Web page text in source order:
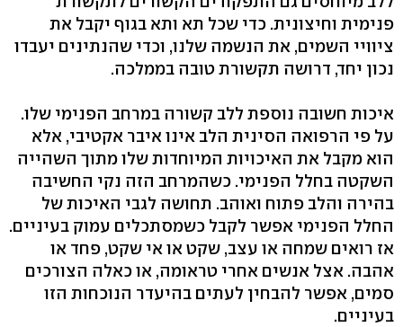
פנימית וחיצונית. כדי שכל תא ותא בגוף יקבל את
ציוויי השמים, את הנשמה שלנו, וכדי שהנתינים יעבדו
נכון יחד, דרושה תקשורת טובה בממלכה.
איכות חשובה נוספת ללב קשורה במרחב הפנימי שלו.
על פי הרפואה הסינית הלב אינו איבר אקטיבי, אלא
הוא מקבל את האיכויות המיוחדות שלו מתוך השהייה
השקטה בחלל הפנימי. כשהמרחב הזה נקי החשיבה
בהירה והלב פתוח ואוהב. תחושה לגבי האיכות של
החלל הפנימי אפשר לקבל כשמסתכלים עמוק בעיניים.
אז רואים שמחה או עצב, שקט או אי שקט, פחד או
אהבה. אצל אנשים אחרי טראומה, או כאלה הצורכים
סמים, אפשר להבחין לעתים בהיעדר הנוכחות הזו
בעיניים.